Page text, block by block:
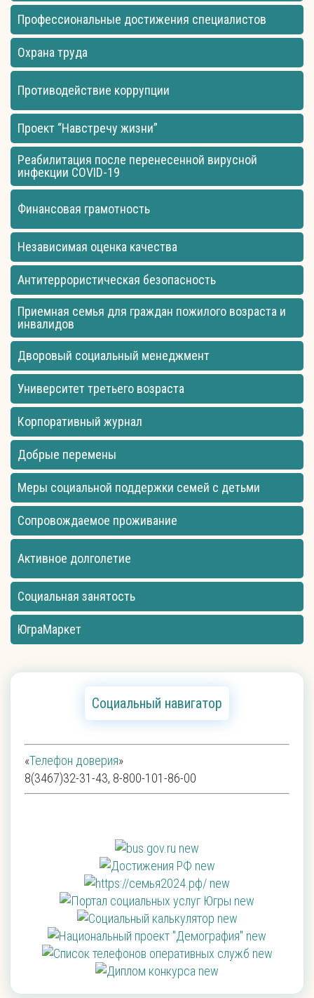
Профессиональные достижения специалистов
Охрана труда
Противодействие коррупции
Проект “Навстречу жизни”
Реабилитация после перенесенной вирусной
инфекции COVID-19
Финансовая грамотность
Независимая оценка качества
Антитеррористическая безопасность
Приемная семья для граждан пожилого возраста и
инвалидов
Дворовый социальный менеджмент
Университет третьего возраста
Корпоративный журнал
Добрые перемены
Меры социальной поддержки семей с детьми
Сопровождаемое проживание
Активное долголетие
Социальная занятость
ЮграМаркет
Социальный навигатор
«Телефон доверия»
8(3467)32-31-43, 8-800-101-86-00